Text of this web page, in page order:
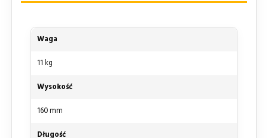
Waga
11 kg
Wysokość
160 mm
Długość